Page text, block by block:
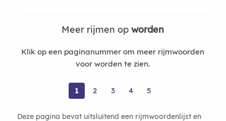
Meer rijmen opworden
Klik op een paginanummer om meer rijmwoorden
voor worden te zien.
1 2 3 4 5
Deze pagina bevat uitsluitend een rijmwoordenlijst en